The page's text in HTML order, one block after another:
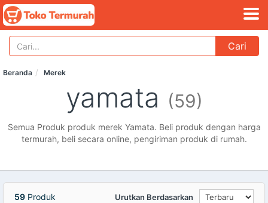
Cari
Beranda Merek
yamata (59)
Semua Produk produk merek Yamata. Beli produk dengan harga
termurah, beli secara online, pengiriman produk di rumah.
59 Produk Urutkan Berdasarkan